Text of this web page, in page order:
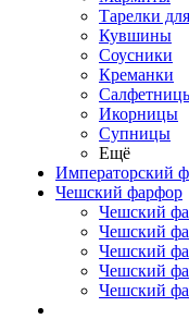
Тарелки
Кувшины
Соусники
Креманки
Икорницы
Супницы
Ещё
Императорский
Чешский фарфор
Чешский
Чешский
Чешский
Чешский
Чешский